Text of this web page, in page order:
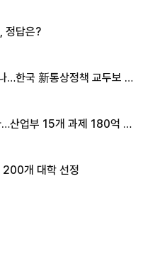
정답은?
…한국 新통상정책 교두보 활
산업부 15개 과제 180억 지
200개 대학 선정